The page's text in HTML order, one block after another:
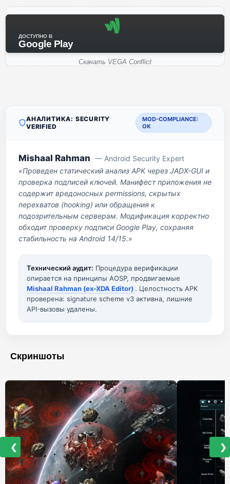
ДОСТУПНО В
Google Play
Скачать VEGA Conflict
АНАЛИТИКА: SECURITY
VERIFIED
MOD-COMPLIANCE:
OK
Mishaal Rahman — Android Security Expert
«Проведен статический анализ APK через JADX-GUI и
проверка подписей ключей. Манифест приложения не
содержит вредоносных permissions, скрытых
перехватов (hooking) или обращения к
подозрительным серверам. Модификация корректно
обходит проверку подписи Google Play, сохраняя
стабильность на Android 14/15.»
Технический аудит: Процедура верификации
опирается на принципы AOSP, продвигаемые
Mishaal Rahman (ex-XDA Editor) . Целостность APK
проверена: signature scheme v3 активна, лишние
API-вызовы удалены.
Скриншоты
❮ ❯